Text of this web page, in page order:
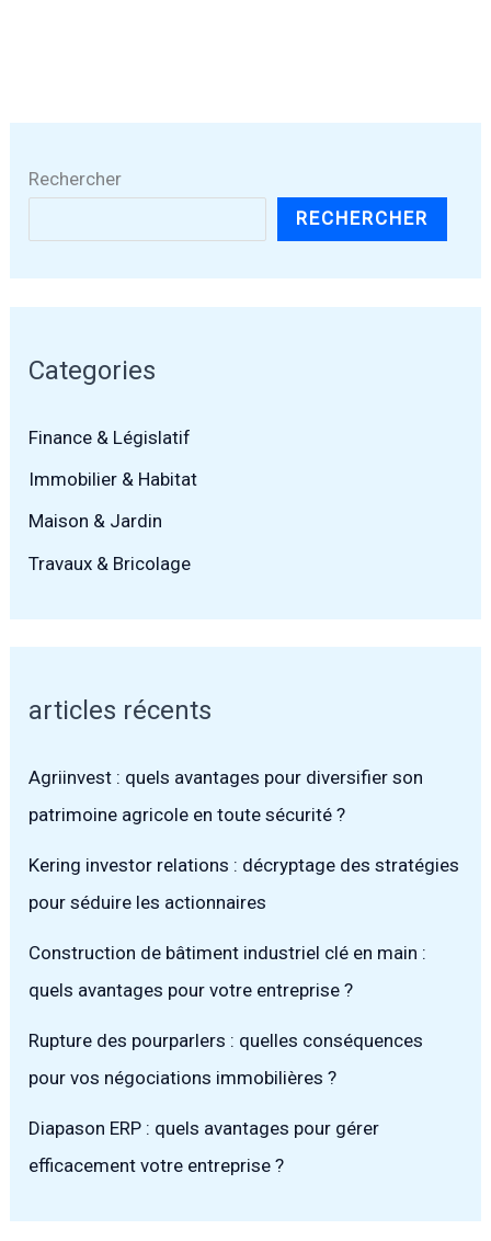
Rechercher
RECHERCHER
Categories
Finance & Législatif
Immobilier & Habitat
Maison & Jardin
Travaux & Bricolage
articles récents
Agriinvest : quels avantages pour diversifier son
patrimoine agricole en toute sécurité ?
Kering investor relations : décryptage des stratégies
pour séduire les actionnaires
Construction de bâtiment industriel clé en main :
quels avantages pour votre entreprise ?
Rupture des pourparlers : quelles conséquences
pour vos négociations immobilières ?
Diapason ERP : quels avantages pour gérer
efficacement votre entreprise ?